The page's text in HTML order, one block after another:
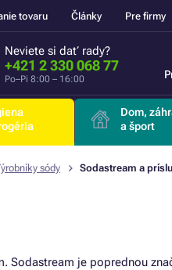
tovaru Články Pre firmy
Neviete si dať rady?
+421 2 330 068 77
Po–Pi 8:00 – 16:00
Dom,
a šport
sódy Sodastream a
Sodastream je poprednou